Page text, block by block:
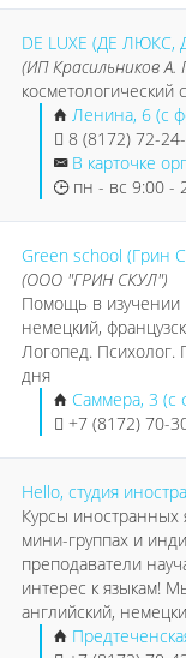
DE LUXE (ДЕ
(ИП Красильников А.
косметологический
Ленина, 6 (с
8 (8172) 72-
В карточке
пн - вс 9:00 -
Green school (Грин
(ООО "ГРИН СКУЛ")
Помощь в изучении
немецкий,
Логопед. Психолог.
дня
Саммера, 3 (с
+7 (8172) 70-
Hello, студия
Курсы иностранных
мини-группах и
преподаватели
интерес к языкам!
английский,